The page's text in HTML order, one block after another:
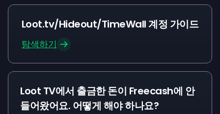
Loot.tv/Hideout/TimeWall 계정 가이드
탐색하기
Loot TV에서 출금한 돈이 Freecash에 안
들어왔어요. 어떻게 해야 하나요?